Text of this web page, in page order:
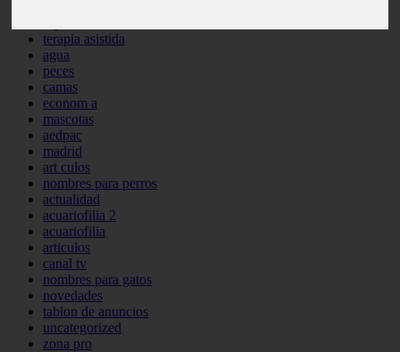
terapia asistida
agua
peces
camas
econom a
mascotas
aedpac
madrid
art culos
nombres para perros
actualidad
acuariofilia 2
acuariofilia
articulos
canal tv
nombres para gatos
novedades
tablon de anuncios
uncategorized
zona pro